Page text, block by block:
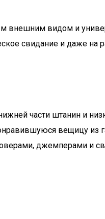
внешним видом и
свидание и даже на
части штанин и
вещицу из
джемперами и